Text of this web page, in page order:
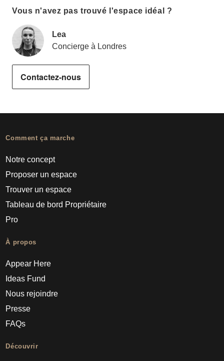
Vous n'avez pas trouvé l'espace idéal ?
Lea
Concierge à Londres
Contactez-nous
Comment ça marche
Notre concept
Proposer un espace
Trouver un espace
Tableau de bord Propriétaire
Pro
À propos
Appear Here
Ideas Fund
Nous rejoindre
Presse
FAQs
Découvrir